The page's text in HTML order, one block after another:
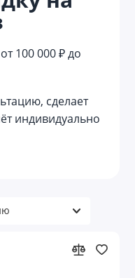
100 000 ₽ до
сделает
индивидуально